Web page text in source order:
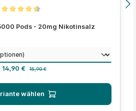
Pods - 20mg Nikotinsalz
Verkaufspreis:
14,90 € 15,90 €
wählen